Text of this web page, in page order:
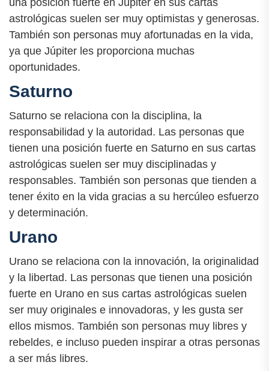
astrológicas suelen ser muy optimistas y generosas.
También son personas muy afortunadas en la vida,
ya que Júpiter les proporciona muchas
oportunidades.
Saturno
Saturno se relaciona con la disciplina, la
responsabilidad y la autoridad. Las personas que
tienen una posición fuerte en Saturno en sus cartas
astrológicas suelen ser muy disciplinadas y
responsables. También son personas que tienden a
tener éxito en la vida gracias a su hercúleo esfuerzo
y determinación.
Urano
Urano se relaciona con la innovación, la originalidad
y la libertad. Las personas que tienen una posición
fuerte en Urano en sus cartas astrológicas suelen
ser muy originales e innovadoras, y les gusta ser
ellos mismos. También son personas muy libres y
rebeldes, e incluso pueden inspirar a otras personas
a ser más libres.